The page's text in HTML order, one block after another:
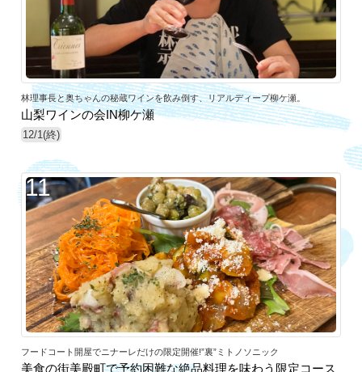
林理事長と奥ちゃんの秘蔵ワインを飲み倒す、リアルディープ柳ケ瀬。
山梨ワインの会IN柳ケ瀬
12/1(終)
11
フードコート開屋でニナーレだけの限定開催!”裏”ミトノソニック
美食の街美殿町で予約困難な絶品料理を味わう限定コース